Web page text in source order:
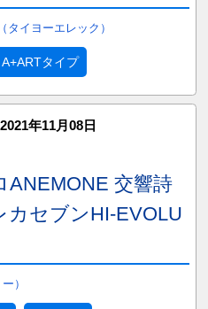
タイヨーエレック）
A+ARTタイプ
2021年11月08日
ANEMONE 交響詩
カセブンHI-EVOLU
）